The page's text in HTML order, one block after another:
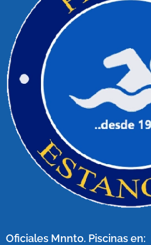
Oficiales Mnnto. Piscinas en: